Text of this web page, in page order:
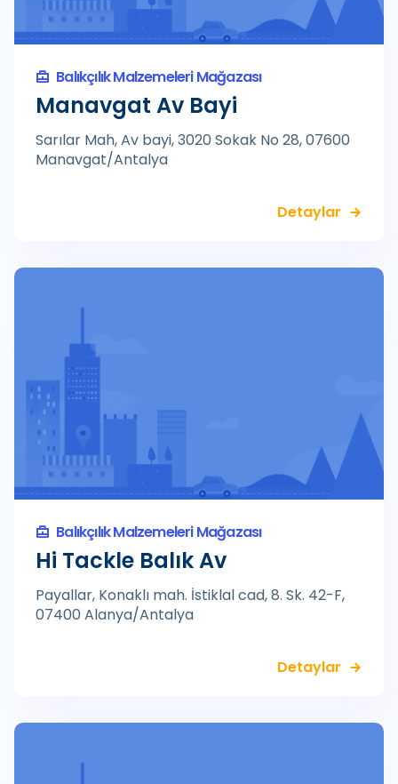
Balıkçılık Malzemeleri Mağazası
Manavgat Av Bayi
Sarılar Mah, Av bayi, 3020 Sokak No 28, 07600
Manavgat/Antalya
Detaylar
Balıkçılık Malzemeleri Mağazası
Hi Tackle Balık Av
Payallar, Konaklı mah. İstiklal cad, 8. Sk. 42-F,
07400 Alanya/Antalya
Detaylar